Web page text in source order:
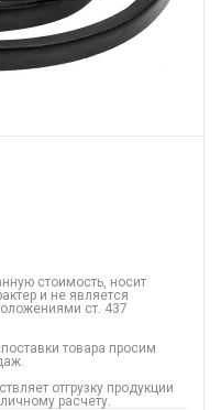
стоимость, носит
и не является
ст. 437
товара просим
отгрузку продукции
расчету.